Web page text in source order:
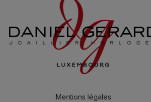
Mentions légales